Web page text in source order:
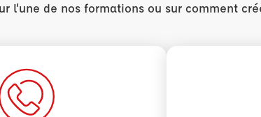
l'une de nos formations ou sur comment